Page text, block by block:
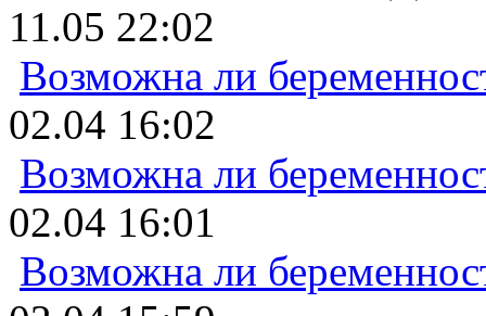
11.05 22:02
Возможна ли
02.04 16:02
Возможна ли
02.04 16:01
Возможна ли